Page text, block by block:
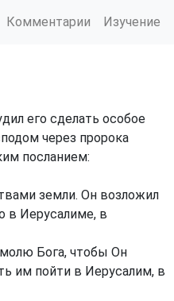
Комментарии Изучение
его сделать особое
через пророка
посланием:
земли. Он возложил
в Иерусалиме, в
Бога, чтобы Он
им пойти в Иерусалим, в